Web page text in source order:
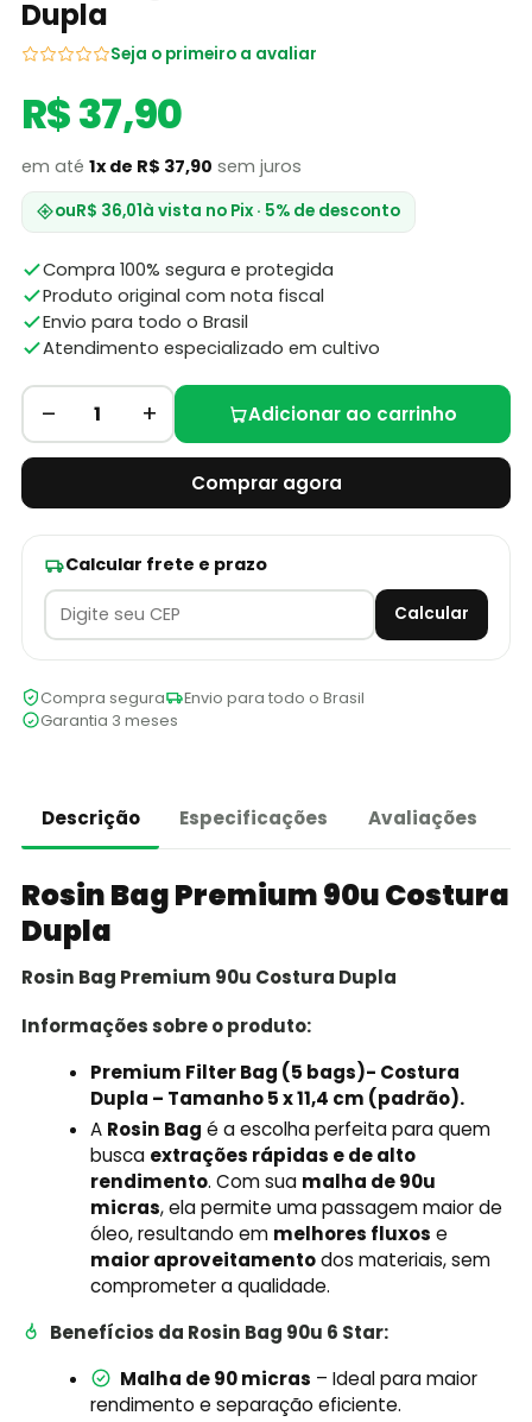
Dupla
Seja o primeiro a avaliar
R$ 37,90
em até 1x de R$ 37,90 sem juros
ouR$ 36,01à vista no Pix · 5% de desconto
Compra 100% segura e protegida
Produto original com nota fiscal
Envio para todo o Brasil
Atendimento especializado em cultivo
– 1 + Adicionar ao carrinho
Comprar agora
Calcular frete e prazo
Calcular
Compra segura
Envio para todo o Brasil
Garantia 3 meses
Descrição Especificações Avaliações
Rosin Bag Premium 90u Costura
Dupla
Rosin Bag Premium 90u Costura Dupla
Informações sobre o produto:
Premium Filter Bag (5 bags)- Costura
Dupla – Tamanho 5 x 11,4 cm (padrão).
A Rosin Bag é a escolha perfeita para quem
busca extrações rápidas e de alto
rendimento. Com sua malha de 90u
micras, ela permite uma passagem maior de
óleo, resultando em melhores fluxos e
maior aproveitamentodos materiais, sem
comprometer a qualidade.
Benefícios da Rosin Bag 90u 6 Star:
Malha de 90 micras – Ideal para maior
rendimento e separação eficiente.